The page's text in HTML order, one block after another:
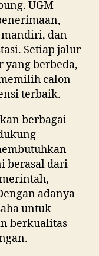
UGM
mandiri, dan
Setiap jalur
berbeda,
calon
terbaik.
berbagai
berasal dari
adanya
untuk
berkualitas